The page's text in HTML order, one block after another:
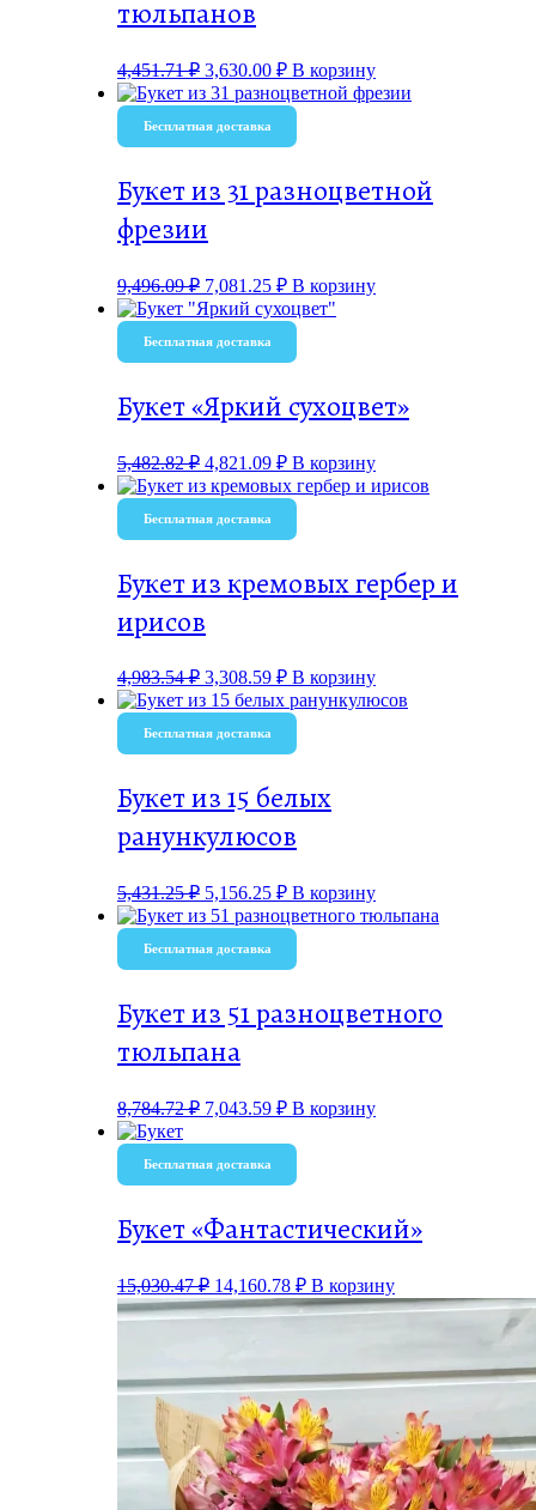
тюльпанов
4,451.71₽ 3,630.00 ₽ В корзину
Бесплатная доставка
Букет из 31 разноцветной
фрезии
9,496.09₽ 7,081.25 ₽ В корзину
Бесплатная доставка
Букет «Яркий сухоцвет»
5,482.82₽ 4,821.09 ₽ В корзину
Бесплатная доставка
Букет из кремовых гербер и
ирисов
4,983.54₽ 3,308.59 ₽ В корзину
Бесплатная доставка
Букет из 15 белых
ранункулюсов
5,431.25₽ 5,156.25 ₽ В корзину
Бесплатная доставка
Букет из 51 разноцветного
тюльпана
8,784.72₽ 7,043.59 ₽ В корзину
Бесплатная доставка
Букет «Фантастический»
15,030.47₽ 14,160.78 ₽ В корзину